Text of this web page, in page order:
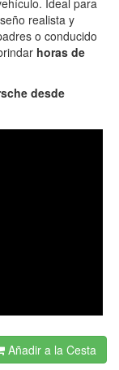
realista y
o conducido
horas de
desde
Añadir a la Cesta